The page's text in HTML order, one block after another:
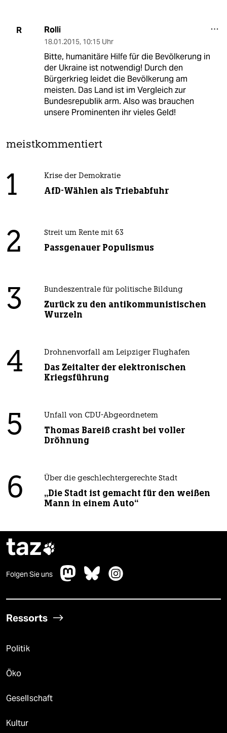
R Rolli
18.01.2015, 10:15 Uhr
Bitte, humanitäre Hilfe für die Bevölkerung in
der Ukraine ist notwendig! Durch den
Bürgerkrieg leidet die Bevölkerung am
meisten. Das Land ist im Vergleich zur
Bundesrepublik arm. Also was brauchen
unsere Prominenten ihr vieles Geld!
meistkommentiert
1 Krise der Demokratie
AfD-Wählen als Triebabfuhr
2 Streit um Rente mit 63
Passgenauer Populismus
3 Bundeszentrale für politische Bildung
Zurück zu den antikommunistischen
Wurzeln
4 Drohnenvorfall am Leipziger Flughafen
Das Zeitalter der elektronischen
Kriegsführung
5 Unfall von CDU-Abgeordnetem
Thomas Bareiß crasht bei voller
Dröhnung
6 Über die geschlechtergerechte Stadt
„Die Stadt ist gemacht für den weißen
Mann in einem Auto“
taz
Folgen Sie uns
Ressorts
Politik
Öko
Gesellschaft
Kultur